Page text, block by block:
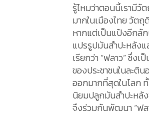
รู้ไหมว่าตอนนี้เรามีวั
มากในเมืองไทย วัต
หากแต่เป็นแป้งอีกลัก
แปรรูปมันสำปะหลัง
เรียกว่า “ฟลาว” ซึ่ง
ของประชาชนในละติ
ออกมากที่สุดในโลก
นิยมปลูกมันสำปะหลั
จึงร่วมกันพัฒนา “ฟล